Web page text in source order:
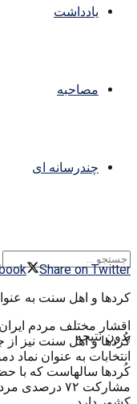
یادداشت
مصاحبه
چندرسانه ای
بدون نتیجه
Share on Twitter
کردها و اهل سنت به
اقشار مختلف مردم
کُردها و اهل سنت نیز از
انتخابات به عنوان
کُردها سالهاست که با